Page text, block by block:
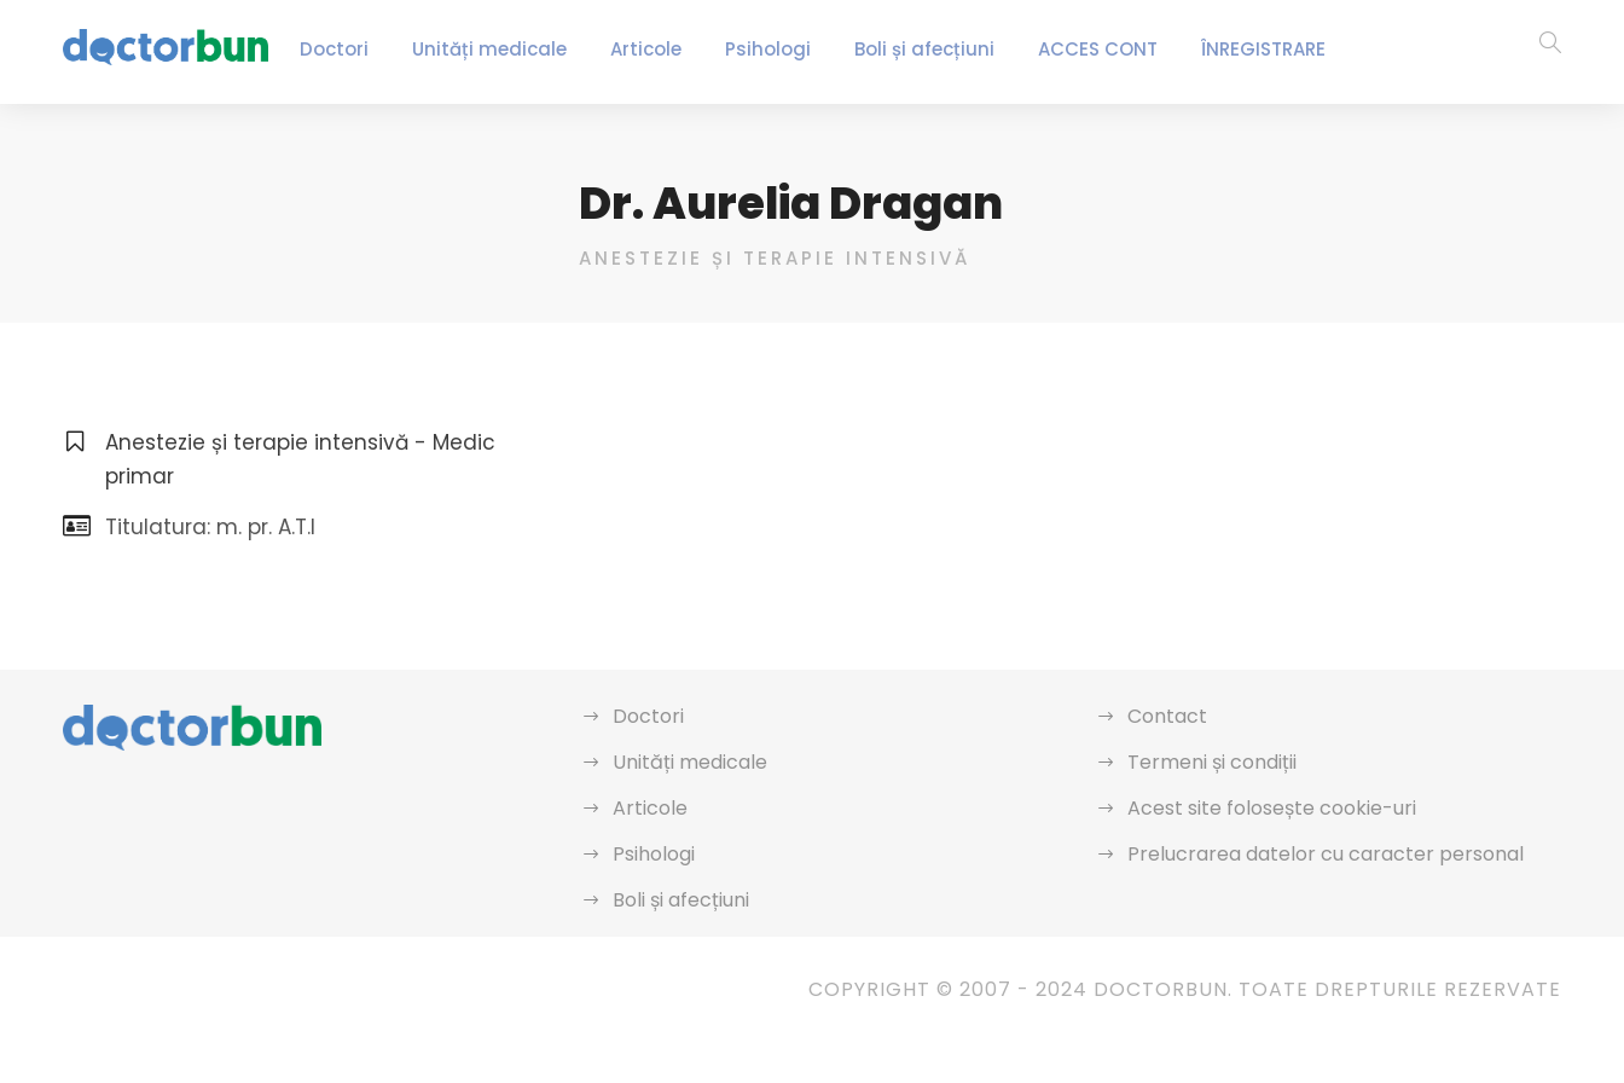
Doctori Unități medicale Articole Psihologi Boli și afecțiuni ACCES CONT ÎNREGISTRARE
Dr. Aurelia Dragan
ANESTEZIE ȘI TERAPIE INTENSIVĂ
Anestezie și terapie intensivă - Medic
primar
Titulatura: m. pr. A.T.I
Doctori
Unități medicale
Articole
Psihologi
Boli și afecțiuni
Contact
Termeni și condiții
Acest site folosește cookie-uri
Prelucrarea datelor cu caracter personal
COPYRIGHT © 2007 - 2024 DOCTORBUN. TOATE DREPTURILE REZERVATE